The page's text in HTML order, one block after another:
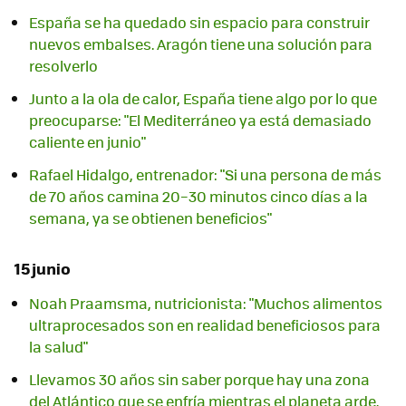
España se ha quedado sin espacio para construir
nuevos embalses. Aragón tiene una solución para
resolverlo
Junto a la ola de calor, España tiene algo por lo que
preocuparse: "El Mediterráneo ya está demasiado
caliente en junio"
Rafael Hidalgo, entrenador: "Si una persona de más
de 70 años camina 20–30 minutos cinco días a la
semana, ya se obtienen beneficios"
15 junio
Noah Praamsma, nutricionista: "Muchos alimentos
ultraprocesados son en realidad beneficiosos para
la salud"
Llevamos 30 años sin saber porque hay una zona
del Atlántico que se enfría mientras el planeta arde.